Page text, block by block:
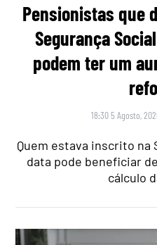
Pensionistas que
Segurança
podem ter um
18:30 5 Agosto,
Quem estava inscrito na
data pode beneficiar
cálculo